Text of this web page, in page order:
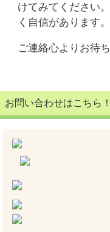
けてみてください
く自信があります。
ご連絡心よりお待
お問い合わせはこちら！